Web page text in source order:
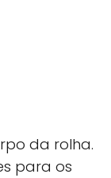
da rolha.
para os